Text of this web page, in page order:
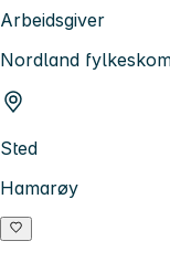
Arbeidsgiver
Nordland
Sted
Hamarøy